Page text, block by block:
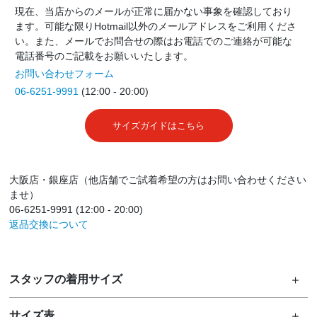
現在、当店からのメールが正常に届かない事象を確認しており
ます。可能な限りHotmail以外のメールアドレスをご利用くださ
い。また、メールでお問合せの際はお電話でのご連絡が可能な
電話番号のご記載をお願いいたします。
お問い合わせフォーム
06-6251-9991 (12:00 - 20:00)
サイズガイドはこちら
大阪店・銀座店（他店舗でご試着希望の方はお問い合わせください
ませ）
06-6251-9991 (12:00 - 20:00)
返品交換について
スタッフの着用サイズ